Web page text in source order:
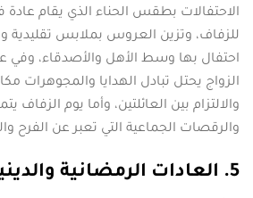
الاحتفالات بطقس الحناء الذي يقام عادة
للزفاف، وتزين العروس بملابس تقليدية
احتفال بها وسط الأهل والأصدقاء، وفي
الزواج يحتل تبادل الهدايا والمجوهرات
والالتزام بين العائلتين، وأما يوم الزفاف
والرقصات الجماعية التي تعبر عن الفرح
5. العادات الرمضانية والدينية في تركيا